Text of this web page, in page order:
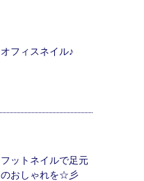
オフィスネイル♪
フットネイルで足元
のおしゃれを☆彡